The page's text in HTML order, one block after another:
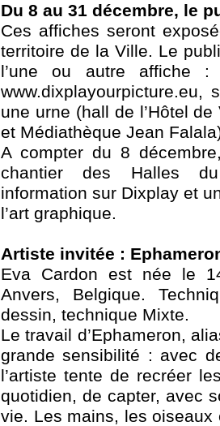
Du 8 au 31 décembre, le
Ces affiches seront
territoire de la Ville. Le
l’une ou autre
une urne (hall de l’Hôtel
et Médiathèque Jean
A compter du 8
chantier des Halles
information sur Dixplay et
l’art graphique.
Artiste invitée :
Eva Cardon est née le
Anvers, Belgique.
dessin, technique Mixte.
Le travail d’Ephameron,
grande sensibilité : avec
l’artiste tente de recréer
quotidien, de capter, avec
vie. Les mains, les